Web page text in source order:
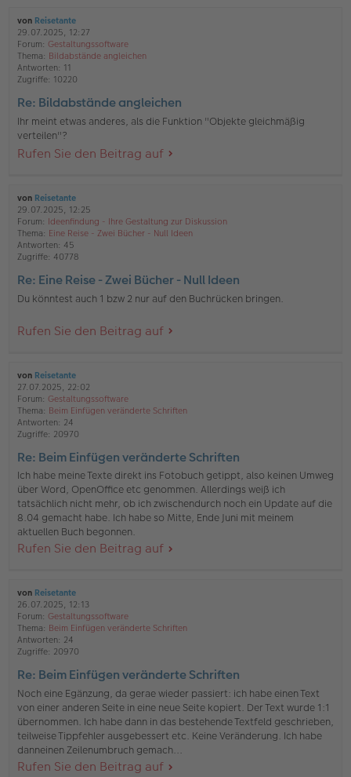
von Reisetante
29.07.2025, 12:27
Forum: Gestaltungssoftware
Thema: Bildabstände angleichen
Antworten: 11
Zugriffe: 10220
Re: Bildabstände angleichen
Ihr meint etwas anderes, als die Funktion "Objekte gleichmäßig
verteilen"?
Rufen Sie den Beitrag auf
von Reisetante
29.07.2025, 12:25
Forum: Ideenfindung - Ihre Gestaltung zur Diskussion
Thema: Eine Reise - Zwei Bücher - Null Ideen
Antworten: 45
Zugriffe: 40778
Re: Eine Reise - Zwei Bücher - Null Ideen
Du könntest auch 1 bzw 2 nur auf den Buchrücken bringen.
Rufen Sie den Beitrag auf
von Reisetante
27.07.2025, 22:02
Forum: Gestaltungssoftware
Thema: Beim Einfügen veränderte Schriften
Antworten: 24
Zugriffe: 20970
Re: Beim Einfügen veränderte Schriften
Ich habe meine Texte direkt ins Fotobuch getippt, also keinen Umweg
über Word, OpenOffice etc genommen. Allerdings weiß ich
tatsächlich nicht mehr, ob ich zwischendurch noch ein Update auf die
8.04 gemacht habe. Ich habe so Mitte, Ende Juni mit meinem
aktuellen Buch begonnen.
Rufen Sie den Beitrag auf
von Reisetante
26.07.2025, 12:13
Forum: Gestaltungssoftware
Thema: Beim Einfügen veränderte Schriften
Antworten: 24
Zugriffe: 20970
Re: Beim Einfügen veränderte Schriften
Noch eine Egänzung, da gerae wieder passiert: ich habe einen Text
von einer anderen Seite in eine neue Seite kopiert. Der Text wurde 1:1
übernommen. Ich habe dann in das bestehende Textfeld geschrieben,
teilweise Tippfehler ausgebessert etc. Keine Veränderung. Ich habe
danneinen Zeilenumbruch gemach...
Rufen Sie den Beitrag auf